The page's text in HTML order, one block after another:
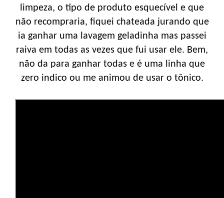
limpeza, o tipo de produto esquecível e que
não recompraria, fiquei chateada jurando que
ia ganhar uma lavagem geladinha mas passei
raiva em todas as vezes que fui usar ele. Bem,
não da para ganhar todas e é uma linha que
zero indico ou me animou de usar o tônico.